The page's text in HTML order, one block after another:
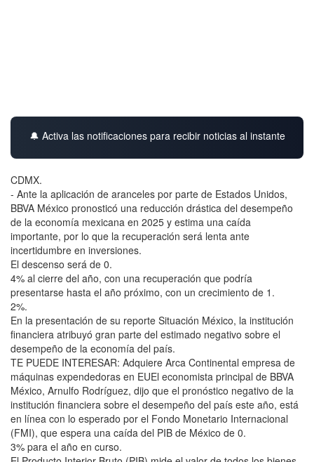
🔔 Activa las notificaciones para recibir noticias al instante
CDMX.
- Ante la aplicación de aranceles por parte de Estados Unidos,
BBVA México pronosticó una reducción drástica del desempeño
de la economía mexicana en 2025 y estima una caída
importante, por lo que la recuperación será lenta ante
incertidumbre en inversiones.
El descenso será de 0.
4% al cierre del año, con una recuperación que podría
presentarse hasta el año próximo, con un crecimiento de 1.
2%.
En la presentación de su reporte Situación México, la institución
financiera atribuyó gran parte del estimado negativo sobre el
desempeño de la economía del país.
TE PUEDE INTERESAR: Adquiere Arca Continental empresa de
máquinas expendedoras en EUEl economista principal de BBVA
México, Arnulfo Rodríguez, dijo que el pronóstico negativo de la
institución financiera sobre el desempeño del país este año, está
en línea con lo esperado por el Fondo Monetario Internacional
(FMI), que espera una caída del PIB de México de 0.
3% para el año en curso.